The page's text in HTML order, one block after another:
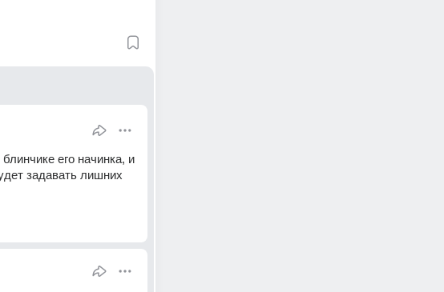
его начинка, и
задавать лишних